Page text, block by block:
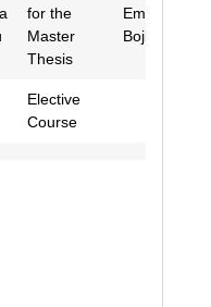
for the
Master
Thesis
Emilija
Bojkovska
Elective
Course